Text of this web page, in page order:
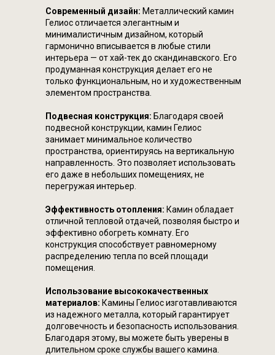
Современный дизайн: Металлический камин
Гелиос отличается элегантным и
минималистичным дизайном, который
гармонично вписывается в любые стили
интерьера — от хай-тек до скандинавского. Его
продуманная конструкция делает его не
только функциональным, но и художественным
элементом пространства.
Подвесная конструкция: Благодаря своей
подвесной конструкции, камин Гелиос
занимает минимальное количество
пространства, ориентируясь на вертикальную
направленность. Это позволяет использовать
его даже в небольших помещениях, не
перегружая интерьер.
Эффективность отопления: Камин обладает
отличной тепловой отдачей, позволяя быстро и
эффективно обогреть комнату. Его
конструкция способствует равномерному
распределению тепла по всей площади
помещения.
Использование высококачественных
материалов: Камины Гелиос изготавливаются
из надежного металла, который гарантирует
долговечность и безопасность использования.
Благодаря этому, вы можете быть уверены в
длительном сроке службы вашего камина.